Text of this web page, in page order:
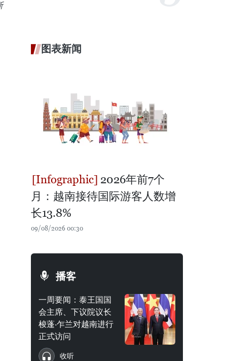
图表新闻
2026年前7个
月：越南接待国际游客人数增
长13.8%
09/08/2026 00:30
播客
一周要闻：泰王国国
会主席、下议院议长
梭蓬·乍兰对越南进行
正式访问
收听